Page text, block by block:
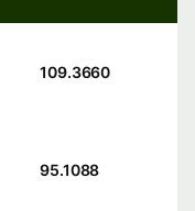
109.3660
95.1088